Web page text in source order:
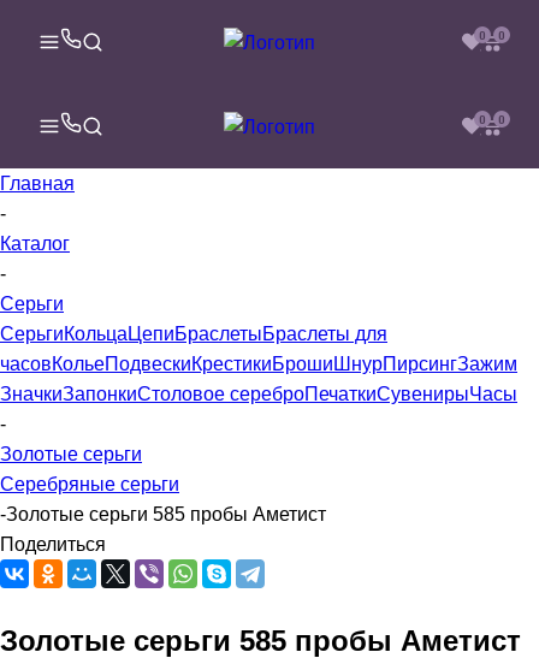
0 0
0 0
Главная
-
Каталог
-
Серьги
СерьгиКольца ЦепиБраслетыБраслеты для
часовКольеПодвескиКрестикиБроши ШнурПирсингЗажим
ЗначкиЗапонкиСтоловое сереброПечаткиСувенирыЧасы
-
Золотые серьги
Серебряные серьги
-Золотые серьги 585 пробы Аметист
Поделиться
Золотые серьги 585 пробы Аметист